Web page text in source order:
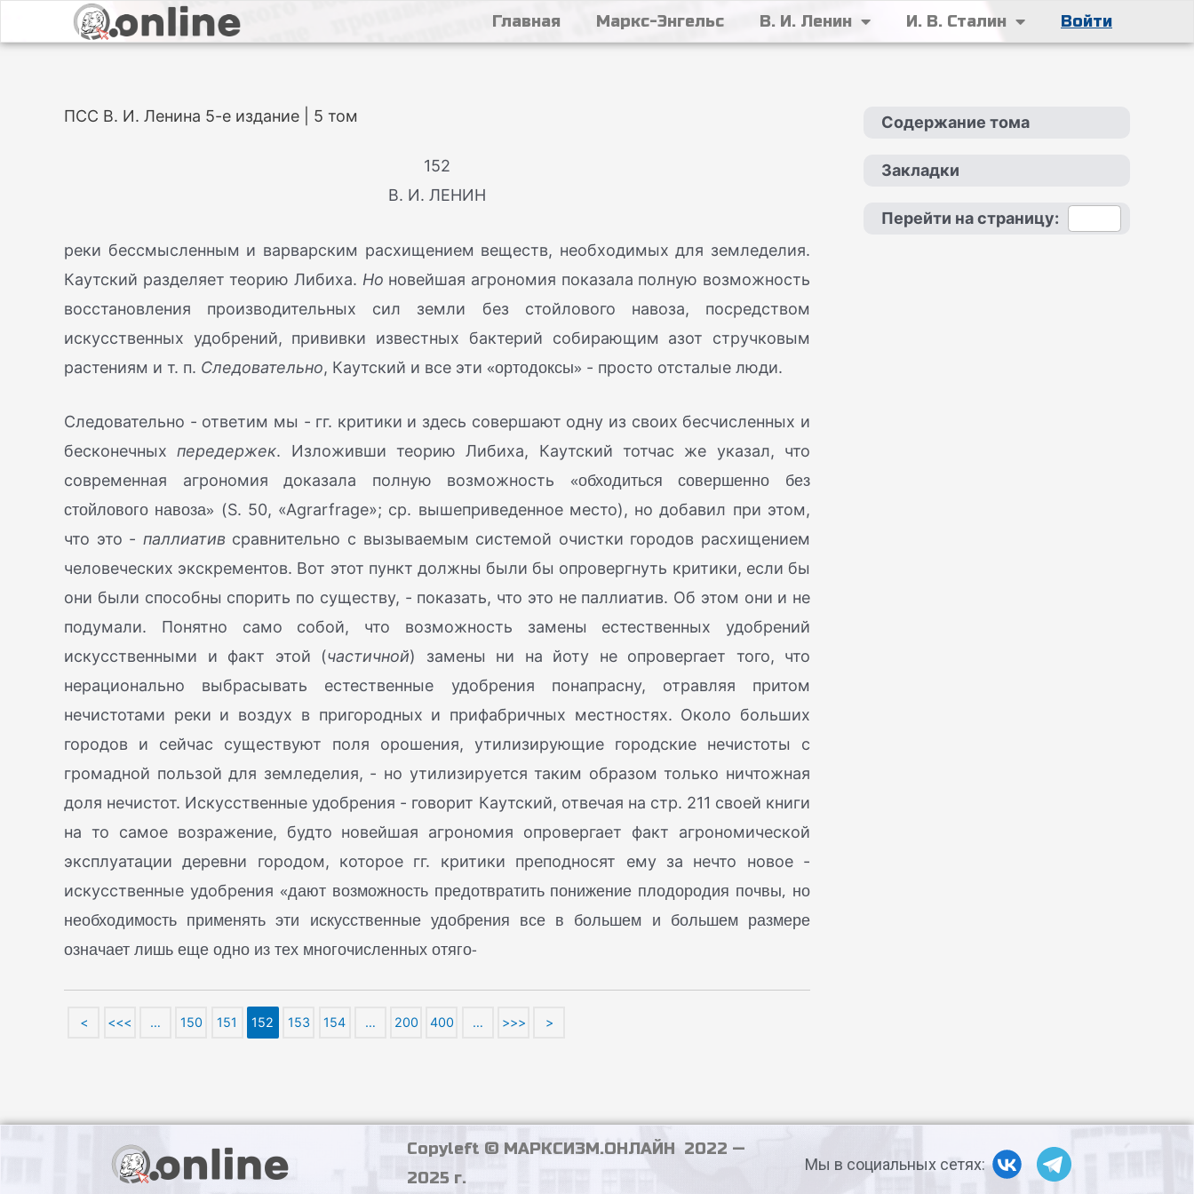
Главная Маркс-Энгельс В. И. Ленин И. В. Сталин Войти
ПСС В. И. Ленина 5-е издание | 5 том
152
В. И. ЛЕНИН
реки бессмысленным и варварским расхищением веществ, необходимых для земледелия.
Каутский разделяет теорию Либиха. Но новейшая агрономия показала полную возможность
восстановления производительных сил земли без стойлового навоза, посредством
искусственных удобрений, прививки известных бактерий собирающим азот стручковым
растениям и т. п. Следовательно, Каутский и все эти «ортодоксы» - просто отсталые люди.
Следовательно - ответим мы - гг. критики и здесь совершают одну из своих бесчисленных и
бесконечныхпередержек. Изложивши теорию Либиха, Каутский тотчас же указал, что
современная агрономия доказала полную возможность «обходиться совершенно без
стойлового навоза» (S. 50, «Agrarfrage»; ср. вышеприведенное место), но добавил при этом,
что это - паллиативсравнительно с вызываемым системой очистки городов расхищением
человеческих экскрементов. Вот этот пункт должны были бы опровергнуть критики, если бы
они были способны спорить по существу, - показать, что это не паллиатив. Об этом они и не
подумали. Понятно само собой, что возможность замены естественных удобрений
искусственными и факт этой (частичной) замены ни на йоту не опровергает того, что
нерационально выбрасывать естественные удобрения понапрасну, отравляя притом
нечистотами реки и воздух в пригородных и прифабричных местностях. Около больших
городов и сейчас существуют поля орошения, утилизирующие городские нечистоты с
громадной пользой для земледелия, - но утилизируется таким образом только ничтожная
доля нечистот. Искусственные удобрения - говорит Каутский, отвечая на стр. 211 своей книги
на то самое возражение, будто новейшая агрономия опровергает факт агрономической
эксплуатации деревни городом, которое гг. критики преподносят ему за нечто новое -
искусственные удобрения «дают возможность предотвратить понижение плодородия почвы, но
необходимость применять эти искусственные удобрения все в большем и большем размере
означает лишь еще одно из тех многочисленных отяго-
< <<< … 150 151 152 153 154 … 200 400 … >>> >
Содержание тома
Закладки
Перейти на страницу:
Copyleft © МАРКСИЗМ.ОНЛАЙН 2022 —
2025 г.
Мы в социальных сетях: